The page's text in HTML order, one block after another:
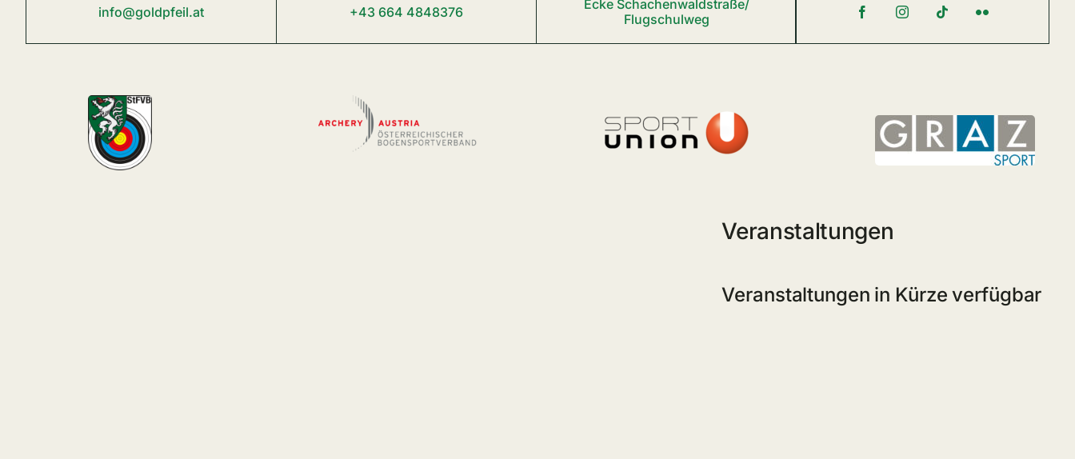
info@goldpfeil.at +43 664 4848376
Ecke Schachenwaldstraße/
Flugschulweg
Veranstaltungen
Veranstaltungen in Kürze verfügbar